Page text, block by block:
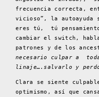
frecuencia correcta,
vicioso”, la autoayuda
eres tú, tú
cambiar el switch,
patrones y de los
necesario culpar a
linaje….salvarlo y
Clara se siente
optimismo, así que